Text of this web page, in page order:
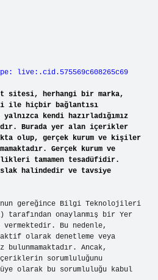
live:.cid.575569c608265c69
sitesi, herhangi bir marka,
ile hiçbir bağlantısı
kendi hazırladığımız
Burada yer alan içerikler
olup, gerçek kurum ve kişiler
Gerçek kurum ve
tamamen tesadüfidir.
halindedir ve tavsiye
gereğince Bilgi Teknolojileri
tarafından onaylanmış bir Yer
Bu nedenle,
olarak denetleme veya
bulunmamaktadır. Ancak,
sorumluluğunu
olarak bu sorumluluğu kabul